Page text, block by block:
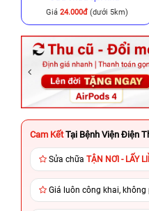
Giá 24.000đ(dưới 5km)
Cam Kết Tại Bệnh Viện Điện
Sửa chữa TẬN NƠI - LẤY
Giá luôn công khai, không